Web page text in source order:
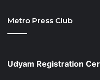
Metro Press Club
Udyam Registration